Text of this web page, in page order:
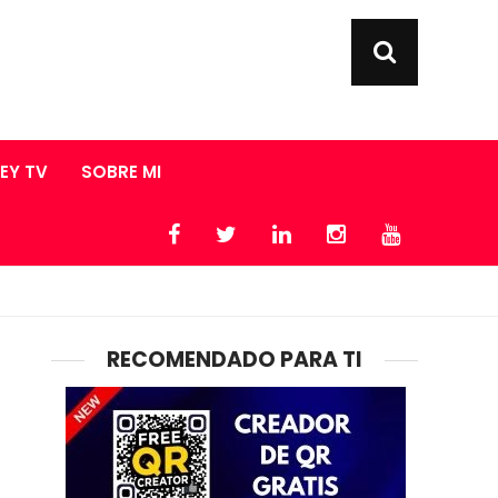
TV SOBRE MI
RECOMENDADO PARA TI